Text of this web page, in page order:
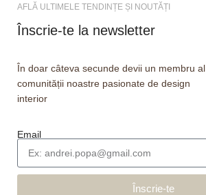
AFLĂ ULTIMELE TENDINȚE ȘI NOUTĂȚI
Înscrie-te la newsletter
În doar câteva secunde devii un membru al
comunității noastre pasionate de design
interior
Email
Înscrie-te